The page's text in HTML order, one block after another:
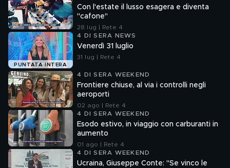
Con l'estate il lusso esagera e diventa
"cafone"
28 lug | Rete 4
PUNTATA INTERA
4 DI SERA NEWS
Venerdì 31 luglio
31 lug | Rete 4
4 DI SERA WEEKEND
Frontiere chiuse, al via i controlli negli
aeroporti
02 ago | Rete 4
4 DI SERA WEEKEND
Esodo estivo, in viaggio con carburanti in
aumento
01 ago | Rete 4
4 DI SERA WEEKEND
Ucraina, Giuseppe Conte: "Se vinco le